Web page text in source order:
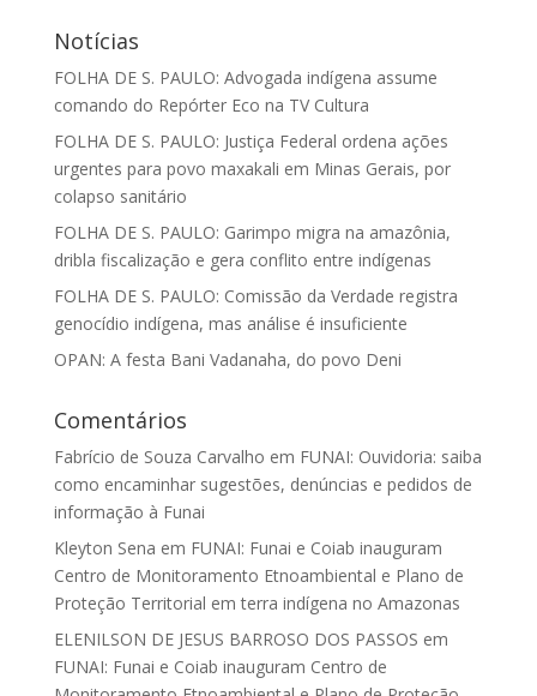
Notícias
FOLHA DE S. PAULO: Advogada indígena assume
comando do Repórter Eco na TV Cultura
FOLHA DE S. PAULO: Justiça Federal ordena ações
urgentes para povo maxakali em Minas Gerais, por
colapso sanitário
FOLHA DE S. PAULO: Garimpo migra na amazônia,
dribla fiscalização e gera conflito entre indígenas
FOLHA DE S. PAULO: Comissão da Verdade registra
genocídio indígena, mas análise é insuficiente
OPAN: A festa Bani Vadanaha, do povo Deni
Comentários
Fabrício de Souza Carvalho em FUNAI: Ouvidoria: saiba
como encaminhar sugestões, denúncias e pedidos de
informação à Funai
Kleyton Sena em FUNAI: Funai e Coiab inauguram
Centro de Monitoramento Etnoambiental e Plano de
Proteção Territorial em terra indígena no Amazonas
ELENILSON DE JESUS BARROSO DOS PASSOS em
FUNAI: Funai e Coiab inauguram Centro de